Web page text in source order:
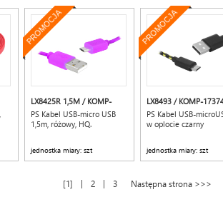
PROMOCJA
LX8425R 1,5M / KOMP-
16843
PS Kabel USB-micro USB
1,5m, różowy, HQ.
jednostka miary: szt
PROMOCJA
LX8493 / KOMP-
PS Kabel USB-
w oplocie czarny
jednostka miary: szt
1 | 2 | 3 Następna strona >>>